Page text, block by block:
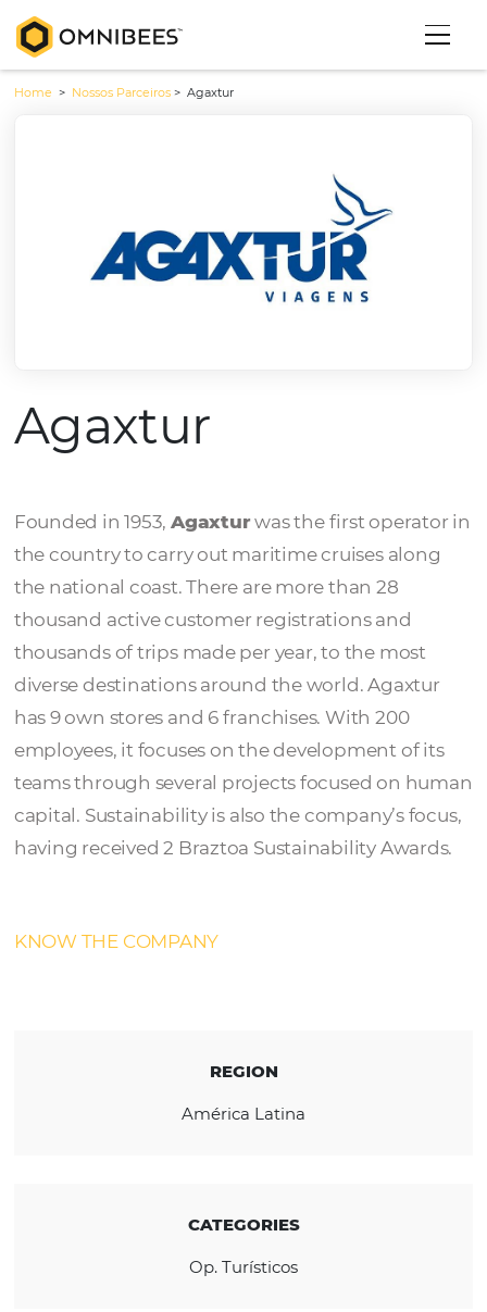
Agaxtur
Founded in 1953,Agaxturwas the first
the country to carry out maritime cruises
the national coast. There are more than 28
thousand active customer registrations and
thousands of trips made per year, to the
diverse destinations around the world.
has 9 own stores and 6 franchises. With 200
KNOW THE COMPANY
REGION